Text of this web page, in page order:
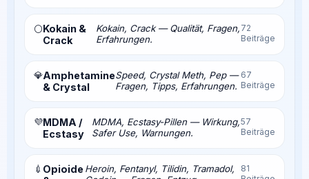
⚪Kokain &
Crack
Kokain, Crack — Qualität, Fragen,
Erfahrungen.
72
Beiträge
💎Amphetamine
& Crystal
Speed, Crystal Meth, Pep —
Fragen, Tipps, Erfahrungen.
67
Beiträge
💜MDMA /
Ecstasy
MDMA, Ecstasy-Pillen — Wirkung,
Safer Use, Warnungen.
57
Beiträge
💉 OpioideHeroin, Fentanyl, Tilidin, Tramadol,
81